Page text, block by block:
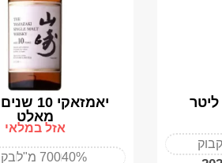
יאמזאקי
מאלט
אזל במלאי
40%700 מ"ל